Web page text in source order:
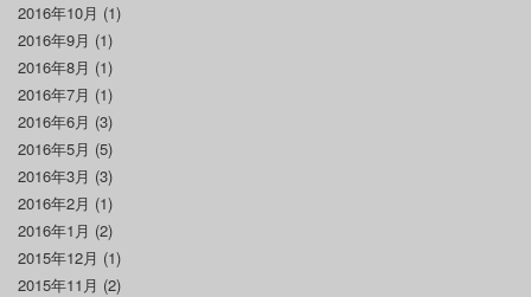
2016年10月 (1)
2016年9月 (1)
2016年8月 (1)
2016年7月 (1)
2016年6月 (3)
2016年5月 (5)
2016年3月 (3)
2016年2月 (1)
2016年1月 (2)
2015年12月 (1)
2015年11月 (2)